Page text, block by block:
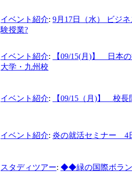
イベント紹介: 9月17日（水） ビジ
験授業?
イベント紹介:
【09/15(月)】 日本
大学・九州校
イベント紹介: 【09/15（月)】 校
イベント紹介: 炎の就活セミナー 4
スタディツアー: ◆◆緑の国際ボラン